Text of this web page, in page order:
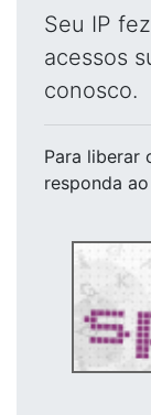
Seu IP
acessos
conosco.
Para liberar
responda